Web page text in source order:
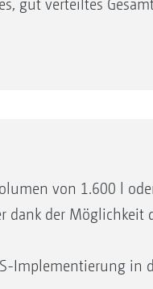
gut verteiltes
von 1.600 l
der Möglichkeit
Implementierung in